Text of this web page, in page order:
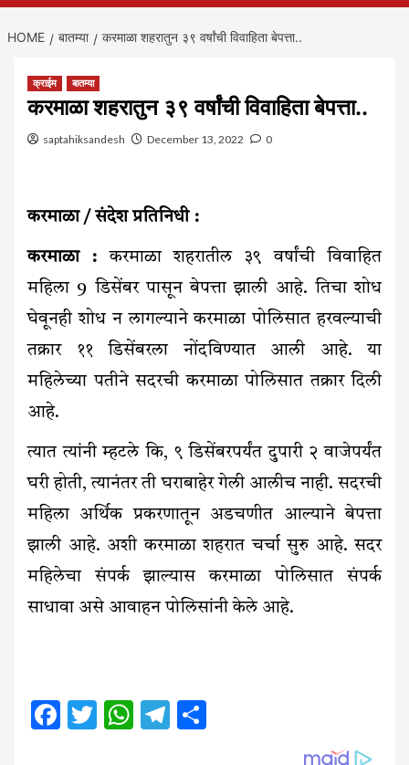
HOME बातम्या करमाळा शहरातुन ३९ वर्षांची विवाहिता बेपत्ता..
क्राईम बातम्या
करमाळा शहरातुन ३९ वर्षांची विवाहिता बेपत्ता..
saptahiksandesh December 13, 2022 0
करमाळा / संदेश प्रतिनिधी :
करमाळा : करमाळा शहरातील ३९ वर्षांची विवाहित
महिला 9 डिसेंबर पासून बेपत्ता झाली आहे. तिचा शोध
घेवूनही शोध न लागल्याने करमाळा पोलिसात हरवल्याची
तक्रार ११ डिसेंबरला नोंदविण्यात आली आहे. या
महिलेच्या पतीने सदरची करमाळा पोलिसात तक्रार दिली
आहे.
त्यात त्यांनी म्हटले कि, ९ डिसेंबरपर्यंत दुपारी २ वाजेपर्यंत
घरी होती, त्यानंतर ती घराबाहेर गेली आलीच नाही. सदरची
महिला अर्थिक प्रकरणातून अडचणीत आल्याने बेपत्ता
झाली आहे. अशी करमाळा शहरात चर्चा सुरु आहे. सदर
महिलेचा संपर्क झाल्यास करमाळा पोलिसात संपर्क
साधावा असे आवाहन पोलिसांनी केले आहे.
Facebook
Twitter
WhatsApp
Telegram